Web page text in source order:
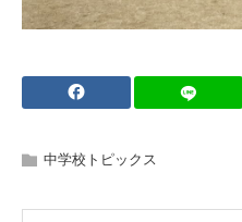
中学校トピックス